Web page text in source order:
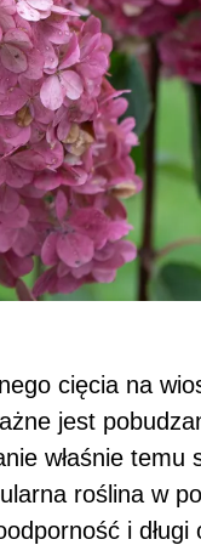
cięcia na
jest
właśnie temu
roślina w
i długi